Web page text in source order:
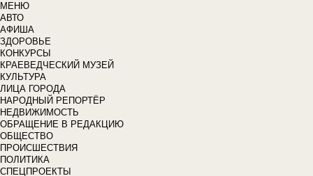
МЕНЮ
АВТО
АФИША
ЗДОРОВЬЕ
КОНКУРСЫ
КРАЕВЕДЧЕСКИЙ МУЗЕЙ
КУЛЬТУРА
ЛИЦА ГОРОДА
НАРОДНЫЙ РЕПОРТЁР
НЕДВИЖИМОСТЬ
ОБРАЩЕНИЕ В РЕДАКЦИЮ
ОБЩЕСТВО
ПРОИСШЕСТВИЯ
ПОЛИТИКА
СПЕЦПРОЕКТЫ